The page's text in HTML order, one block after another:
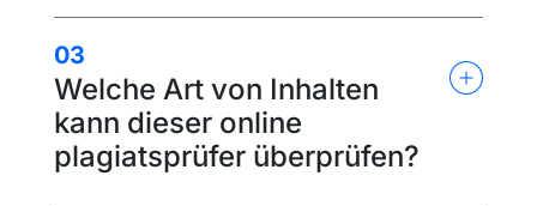
03
Welche Art von Inhalten
kann dieser online
plagiatsprüfer überprüfen?